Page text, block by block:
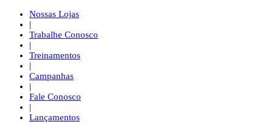
Nossas Lojas
|
Trabalhe Conosco
|
Treinamentos
|
Campanhas
|
Fale Conosco
|
Lançamentos